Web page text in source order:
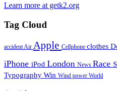
Learn more at getk2.org
Tag Cloud
accidentAir Apple Cellphone clothes
iPhone iPod London News Race
Typography Win Wind power World